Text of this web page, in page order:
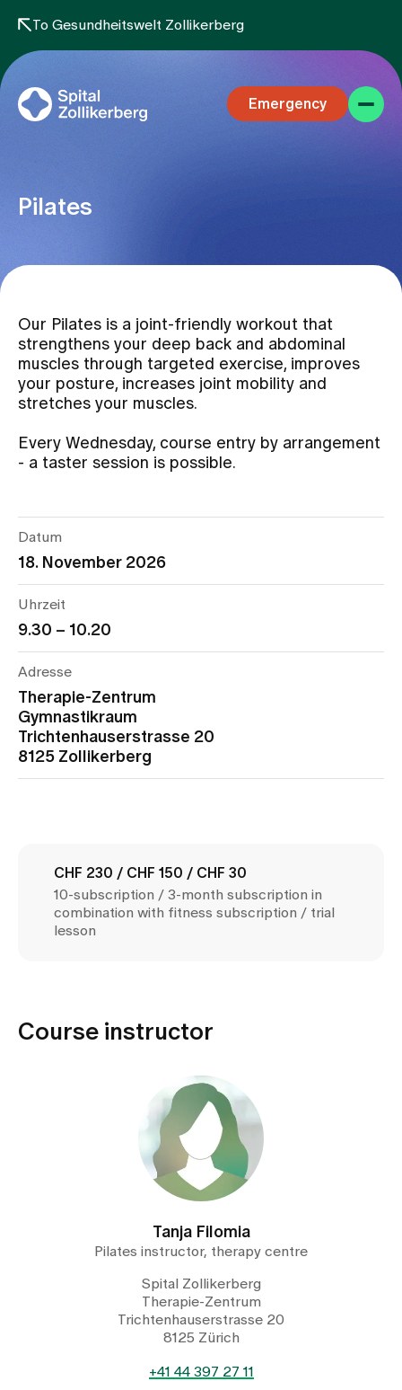
To Gesundheitswelt Zollikerberg
Emergency
Stay
Team
Assigning
About us
Jobs & Career
Contact us
Pilates
Our Pilates is a joint-friendly workout that
strengthens your deep back and abdominal
muscles through targeted exercise, improves
your posture, increases joint mobility and
stretches your muscles.
Every Wednesday, course entry by arrangement
- a taster session is possible.
Datum
18. November 2026
Uhrzeit
9.30 – 10.20
Adresse
Therapie-Zentrum
Gymnastikraum
Trichtenhauserstrasse 20
8125 Zollikerberg
CHF 230 / CHF 150 / CHF 30
10-subscription / 3-month subscription in
combination with fitness subscription / trial
lesson
Course instructor
Tanja Filomia
Pilates instructor, therapy centre
Spital Zollikerberg
Therapie-Zentrum
Trichtenhauserstrasse 20
8125 Zürich
+41 44 397 27 11